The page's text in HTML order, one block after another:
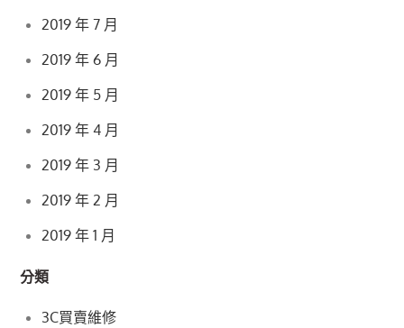
2019 年 7 月
2019 年 6 月
2019 年 5 月
2019 年 4 月
2019 年 3 月
2019 年 2 月
2019 年 1 月
分類
3C買賣維修